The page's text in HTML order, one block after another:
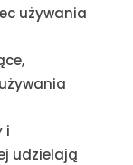
używania
i
udzielają